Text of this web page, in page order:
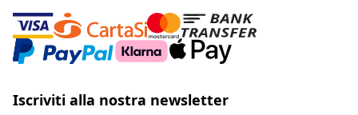
Iscriviti alla nostra newsletter